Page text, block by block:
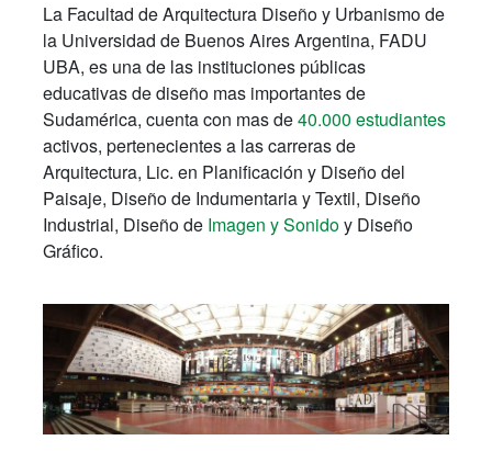
La Facultad de Arquitectura Diseño y Urbanismo de
la Universidad de Buenos Aires Argentina, FADU
UBA, es una de las instituciones públicas
educativas de diseño mas importantes de
Sudamérica, cuenta con mas de40.000 estudiantes
activos, pertenecientes a las carreras de
Arquitectura, Lic. en Planificación y Diseño del
Paisaje, Diseño de Indumentaria y Textil, Diseño
Industrial, Diseño de Imagen y Sonidoy Diseño
Gráfico.